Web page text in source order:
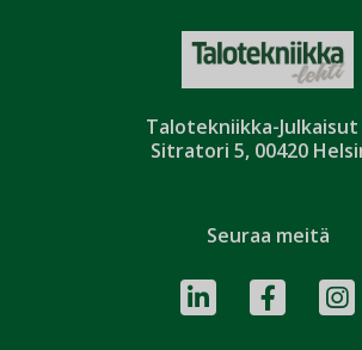
Talotekniikka-Julkaisut
Sitratori 5, 00420
Seuraa meitä